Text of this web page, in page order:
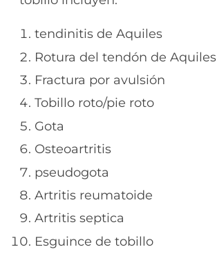
tendinitis de Aquiles
Rotura del tendón de Aquiles
Fractura por avulsión
Tobillo roto/pie roto
Gota
Osteoartritis
pseudogota
Artritis reumatoide
Artritis septica
Esguince de tobillo